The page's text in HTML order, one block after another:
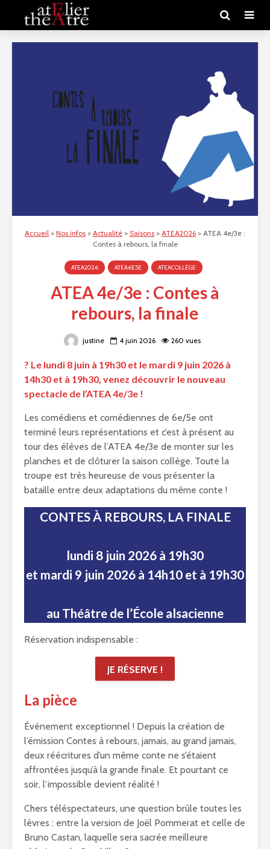
Accueil > Nos infos > Actualité > Saisons > ATEA2026 > ATEA 4e/3e :
Contes à rebours, la finale
ATEA2026 ATEA6E5E ATEACOLLÈGE
ATEA 4e/3e : Contes à
rebours, la finale
justine 4 juin 2026 260 vues
? Le lundi 8 juin à 19h30 et le mardi 9 juin 2026 à
14h30 et à 19h30, venez découvrir le nouveau
spectacle de l’ATEA 4e/3e !
Les comédiens et comédiennes de 6e/5e ont
terminé leurs représentations et c’est à présent au
tour des élèves de l’ATEA 4e/3e de monter sur les
planches et de clôturer la saison collège. Toute la
troupe est très heureuse de vous présenter la
bataille entre deux adaptations du même conte !
CONTES À REBOURS, LA FINALE
lundi 8 juin 2026 à 19h30
et mardi 9 juin 2026 à 14h10 et à 19h30
au Théâtre de l’École alsacienne
Réservation indispensable :
JE RÉSERVE !
La pièce
Événement exceptionnel ! Depuis la création de
l’émission Contes à rebours, jamais, au grand jamais,
deux réécritures d’un même conte ne s’étaient
affrontées jusqu’à la grande finale. Et pourtant ce
soir, l’impossible devient réalité !
Chers téléspectateurs, une question brûle toutes les
lèvres : entre la version de Joël Pommerat et celle de
Bruno Castan, laquelle sera sacrée meilleure